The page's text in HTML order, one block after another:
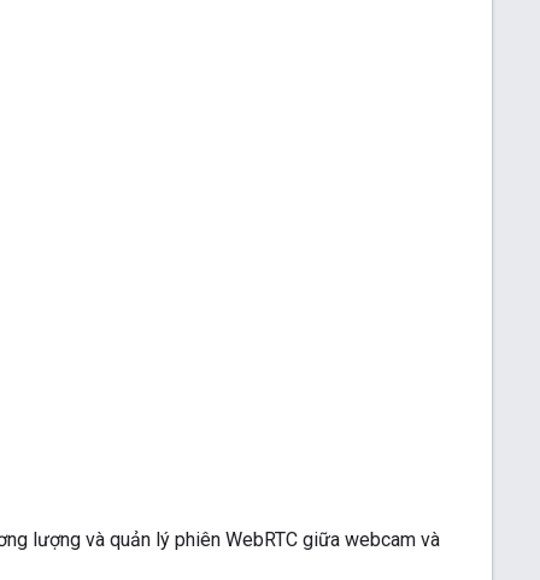
lượng và quản lý phiên WebRTC giữa webcam và